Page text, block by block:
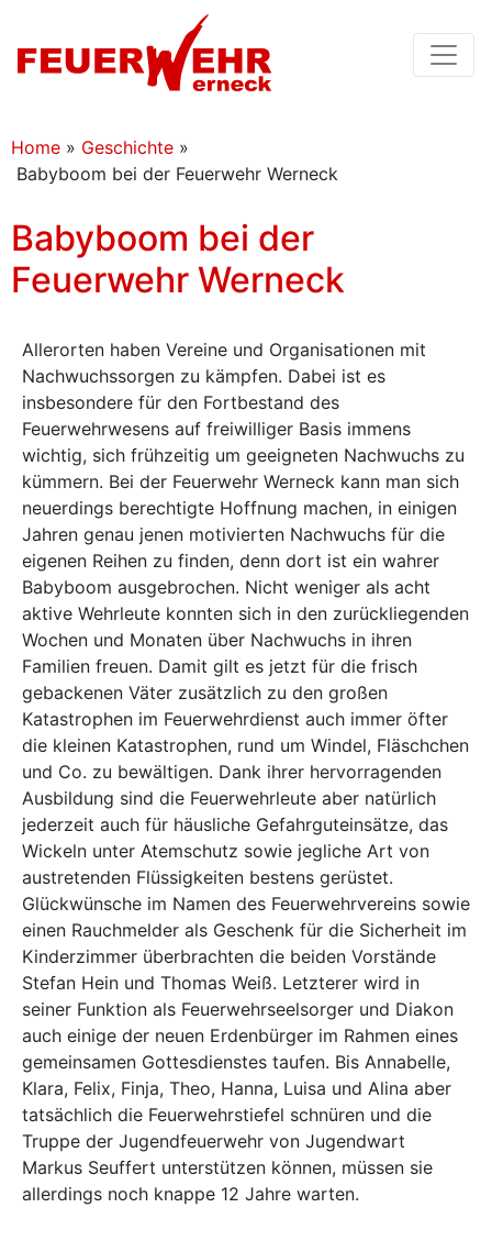
Home » Geschichte »
Babyboom bei der Feuerwehr Werneck
Babyboom bei der
Feuerwehr Werneck
Allerorten haben Vereine und Organisationen mit
Nachwuchssorgen zu kämpfen. Dabei ist es
insbesondere für den Fortbestand des
Feuerwehrwesens auf freiwilliger Basis immens
wichtig, sich frühzeitig um geeigneten Nachwuchs zu
kümmern. Bei der Feuerwehr Werneck kann man sich
neuerdings berechtigte Hoffnung machen, in einigen
Jahren genau jenen motivierten Nachwuchs für die
eigenen Reihen zu finden, denn dort ist ein wahrer
Babyboom ausgebrochen. Nicht weniger als acht
aktive Wehrleute konnten sich in den zurückliegenden
Wochen und Monaten über Nachwuchs in ihren
Familien freuen. Damit gilt es jetzt für die frisch
gebackenen Väter zusätzlich zu den großen
Katastrophen im Feuerwehrdienst auch immer öfter
die kleinen Katastrophen, rund um Windel, Fläschchen
und Co. zu bewältigen. Dank ihrer hervorragenden
Ausbildung sind die Feuerwehrleute aber natürlich
jederzeit auch für häusliche Gefahrguteinsätze, das
Wickeln unter Atemschutz sowie jegliche Art von
austretenden Flüssigkeiten bestens gerüstet.
Glückwünsche im Namen des Feuerwehrvereins sowie
einen Rauchmelder als Geschenk für die Sicherheit im
Kinderzimmer überbrachten die beiden Vorstände
Stefan Hein und Thomas Weiß. Letzterer wird in
seiner Funktion als Feuerwehrseelsorger und Diakon
auch einige der neuen Erdenbürger im Rahmen eines
gemeinsamen Gottesdienstes taufen. Bis Annabelle,
Klara, Felix, Finja, Theo, Hanna, Luisa und Alina aber
tatsächlich die Feuerwehrstiefel schnüren und die
Truppe der Jugendfeuerwehr von Jugendwart
Markus Seuffert unterstützen können, müssen sie
allerdings noch knappe 12 Jahre warten.